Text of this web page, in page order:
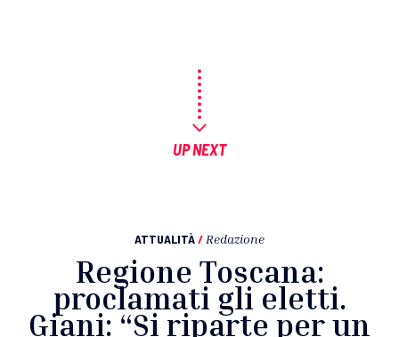
UP NEXT
ATTUALITÀ/ Redazione
Regione Toscana:
proclamati gli eletti.
Giani: “Si riparte per un